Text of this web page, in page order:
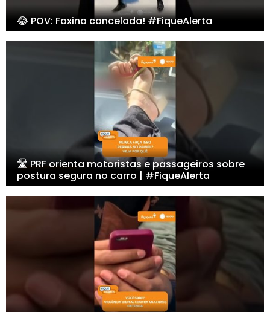
😂 POV: Faxina cancelada! #FiqueAlerta
🛣️ PRF orienta motoristas e passageiros sobre
postura segura no carro | #FiqueAlerta